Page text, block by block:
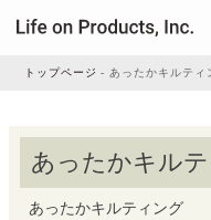
家電
家事・生活雑貨
トップページ あったかキルティ
あったかキル
あったかキルティング
価格が安い順
優先度順